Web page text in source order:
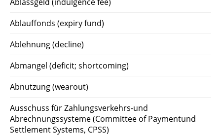
Ablauffonds (expiry fund)
Ablehnung (decline)
Abmangel (deficit; shortcoming)
Abnutzung (wearout)
Ausschuss für Zahlungsverkehrs-und
Abrechnungssysteme (Committee of Paymentund
Settlement Systems, CPSS)